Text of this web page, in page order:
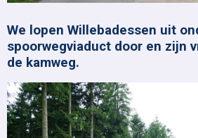
We lopen Willebadessen uit
spoorwegviaduct door en zijn
de kamweg.